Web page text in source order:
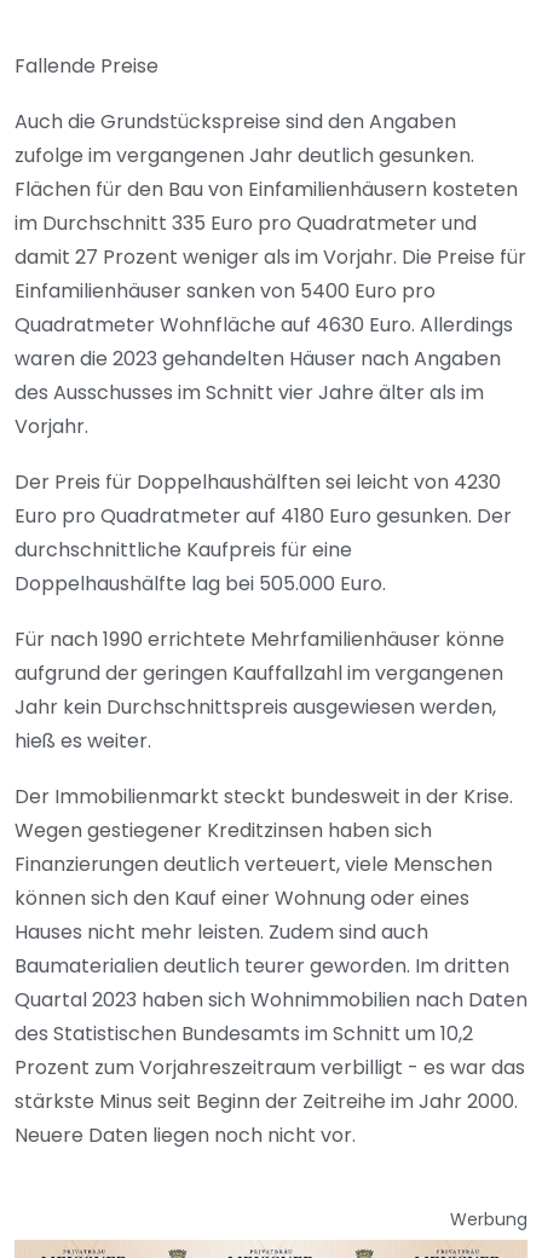
Fallende Preise
Auch die Grundstückspreise sind den Angaben
zufolge im vergangenen Jahr deutlich gesunken.
Flächen für den Bau von Einfamilienhäusern kosteten
im Durchschnitt 335 Euro pro Quadratmeter und
damit 27 Prozent weniger als im Vorjahr. Die Preise für
Einfamilienhäuser sanken von 5400 Euro pro
Quadratmeter Wohnfläche auf 4630 Euro. Allerdings
waren die 2023 gehandelten Häuser nach Angaben
des Ausschusses im Schnitt vier Jahre älter als im
Vorjahr.
Der Preis für Doppelhaushälften sei leicht von 4230
Euro pro Quadratmeter auf 4180 Euro gesunken. Der
durchschnittliche Kaufpreis für eine
Doppelhaushälfte lag bei 505.000 Euro.
Für nach 1990 errichtete Mehrfamilienhäuser könne
aufgrund der geringen Kauffallzahl im vergangenen
Jahr kein Durchschnittspreis ausgewiesen werden,
hieß es weiter.
Der Immobilienmarkt steckt bundesweit in der Krise.
Wegen gestiegener Kreditzinsen haben sich
Finanzierungen deutlich verteuert, viele Menschen
können sich den Kauf einer Wohnung oder eines
Hauses nicht mehr leisten. Zudem sind auch
Baumaterialien deutlich teurer geworden. Im dritten
Quartal 2023 haben sich Wohnimmobilien nach Daten
des Statistischen Bundesamts im Schnitt um 10,2
Prozent zum Vorjahreszeitraum verbilligt - es war das
stärkste Minus seit Beginn der Zeitreihe im Jahr 2000.
Neuere Daten liegen noch nicht vor.
Werbung